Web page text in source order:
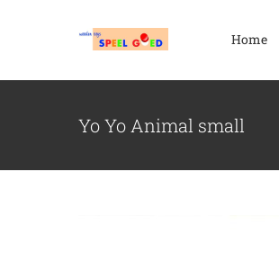
Home
Yo Yo Animal small